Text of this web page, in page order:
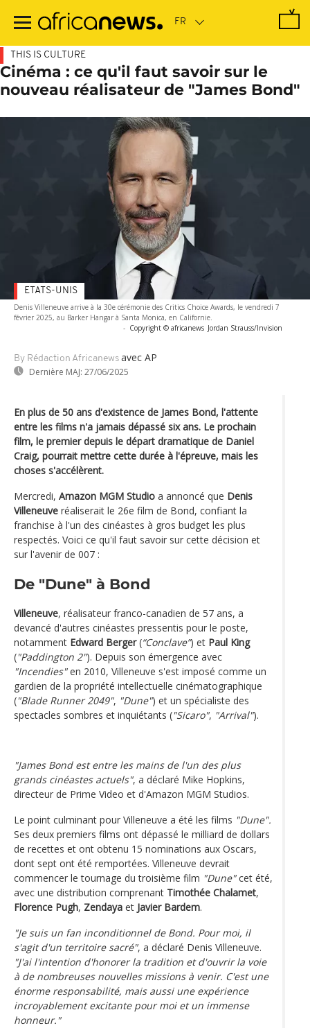
contenu
THIS IS CULTURE
Cinéma : ce qu'il faut savoir sur le
nouveau réalisateur de "James Bond"
Denis Villeneuve arrive à la 30e cérémonie des Critics Choice Awards, le vendredi 7
février 2025, au Barker Hangar à Santa Monica, en Californie.
- Copyright © africanews Jordan Strauss/Invision
By Rédaction Africanews avec AP
Dernière MAJ: 27/06/2025
ETATS-UNIS
En plus de 50 ans d'existence de James Bond, l'attente
entre les films n'a jamais dépassé six ans. Le prochain
film, le premier depuis le départ dramatique de Daniel
Craig, pourrait mettre cette durée à l'épreuve, mais les
choses s'accélèrent.
Mercredi, Amazon MGM Studio a annoncé que Denis
Villeneuve réaliserait le 26e film de Bond, confiant la
franchise à l'un des cinéastes à gros budget les plus
respectés. Voici ce qu'il faut savoir sur cette décision et
sur l'avenir de 007 :
De "Dune" à Bond
Villeneuve, réalisateur franco-canadien de 57 ans, a
devancé d'autres cinéastes pressentis pour le poste,
notamment Edward Berger(“Conclave”) et Paul King
("Paddington 2"). Depuis son émergence avec
"Incendies"en 2010, Villeneuve s'est imposé comme un
gardien de la propriété intellectuelle cinématographique
("Blade Runner 2049", "Dune") et un spécialiste des
spectacles sombres et inquiétants ("Sicaro", "Arrival").
"James Bond est entre les mains de l'un des plus
grands cinéastes actuels", a déclaré Mike Hopkins,
directeur de Prime Video et d'Amazon MGM Studios.
Le point culminant pour Villeneuve a été les films "Dune".
Ses deux premiers films ont dépassé le milliard de dollars
de recettes et ont obtenu 15 nominations aux Oscars,
dont sept ont été remportées. Villeneuve devrait
commencer le tournage du troisième film "Dune"cet été,
avec une distribution comprenant Timothée Chalamet,
Florence Pugh, Zendaya et Javier Bardem.
"Je suis un fan inconditionnel de Bond. Pour moi, il
s'agit d'un territoire sacré", a déclaré Denis Villeneuve.
"J'ai l'intention d'honorer la tradition et d'ouvrir la voie
à de nombreuses nouvelles missions à venir. C'est une
énorme responsabilité, mais aussi une expérience
incroyablement excitante pour moi et un immense
honneur."